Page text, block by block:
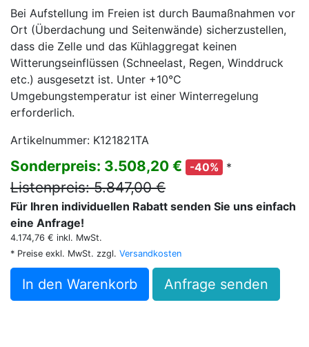
Bei Aufstellung im Freien ist durch Baumaßnahmen vor
Ort (Überdachung und Seitenwände) sicherzustellen,
dass die Zelle und das Kühlaggregat keinen
Witterungseinflüssen (Schneelast, Regen, Winddruck
etc.) ausgesetzt ist. Unter +10°C
Umgebungstemperatur ist einer Winterregelung
erforderlich.
Artikelnummer: K121821TA
Sonderpreis: 3.508,20 € -40% *
Listenpreis: 5.847,00 €
Für Ihren individuellen Rabatt senden Sie uns einfach
eine Anfrage!
4.174,76 € inkl. MwSt.
* Preise exkl. MwSt. zzgl. Versandkosten
In den Warenkorb Anfrage senden